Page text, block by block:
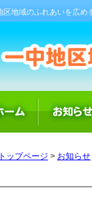
区地域のふれあいを広め
トップページ > お知らせ